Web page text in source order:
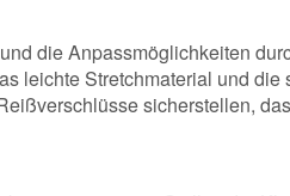
die Anpassmöglichkeiten
leichte Stretchmaterial und die
sicherstellen,